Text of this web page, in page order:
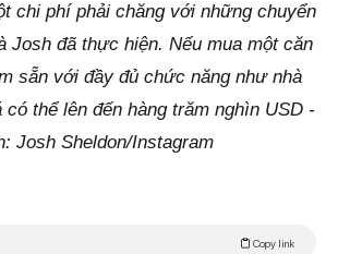
chi phí phải chăng với những chuyển
Josh đã thực hiện. Nếu mua một căn
sẵn với đầy đủ chức năng như nhà
thể lên đến hàng trăm nghìn USD -
Josh Sheldon/Instagram
Copy link